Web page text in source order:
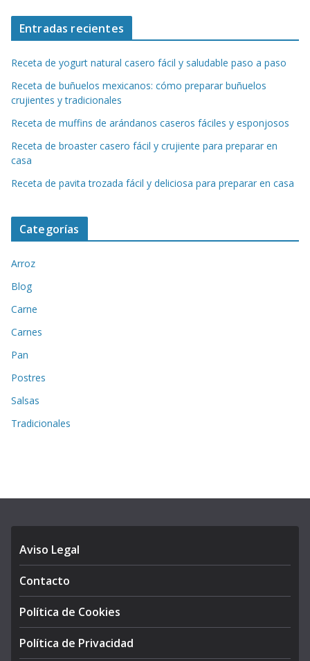
Entradas recientes
Receta de yogurt natural casero fácil y saludable paso a paso
Receta de buñuelos mexicanos: cómo preparar buñuelos
crujientes y tradicionales
Receta de muffins de arándanos caseros fáciles y esponjosos
Receta de broaster casero fácil y crujiente para preparar en
casa
Receta de pavita trozada fácil y deliciosa para preparar en casa
Categorías
Arroz
Blog
Carne
Carnes
Pan
Postres
Salsas
Tradicionales
Aviso Legal
Contacto
Política de Cookies
Política de Privacidad